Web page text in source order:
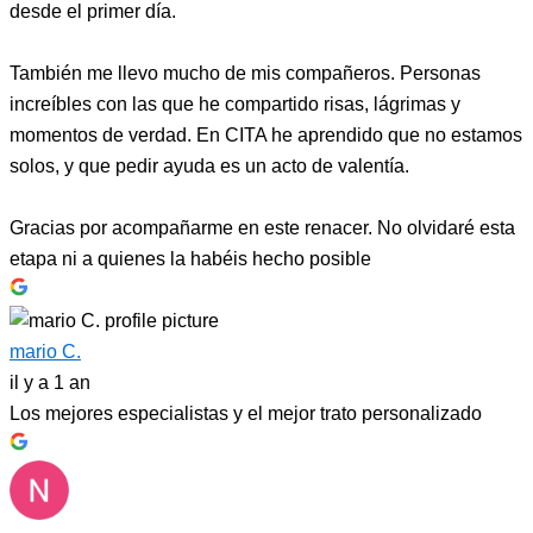
desde el primer día.
También me llevo mucho de mis compañeros. Personas
increíbles con las que he compartido risas, lágrimas y
momentos de verdad. En CITA he aprendido que no estamos
solos, y que pedir ayuda es un acto de valentía.
Gracias por acompañarme en este renacer. No olvidaré esta
etapa ni a quienes la habéis hecho posible
mario C.
il y a 1 an
Los mejores especialistas y el mejor trato personalizado